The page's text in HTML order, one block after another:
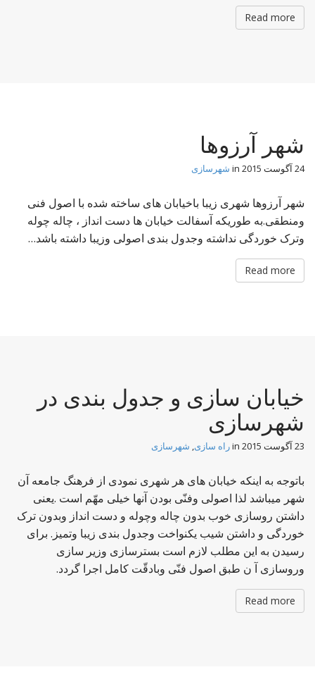
Read more
شهر آرزوها
24 آگوست 2015 شهرسازی
شهر آرزوها شهری زیبا باخیابان های ساخته شده با اصول فنی
ومنطقی.به طوریکه آسفالت خیابان ها دست انداز ، چاله چوله
وترک خوردگی نداشته وجدول بندی اصولی وزیبا داشته باشد…
Read more
خیابان سازی و جدول بندی در
شهرسازی
23 آگوست 2015 راه سازی, شهرسازی
باتوجه به اینکه خیابان های هر شهری نمودی از فرهنگ جامعه آن
شهر میباشد لذا اصولی وفنّی بودن آنها خیلی مهّم است .یعنی
داشتن روسازی خوب بدون چاله وچوله و دست انداز وبدون ترک
خوردگی و داشتن شیب یکنواخت وجدول بندی زیبا وتمیز. برای
رسیدن به این مطلب لازم است بسترسازی وزیر سازی
وروسازی آ ن طبق اصول فنّی وبادقّت کامل اجرا گردد.
Read more